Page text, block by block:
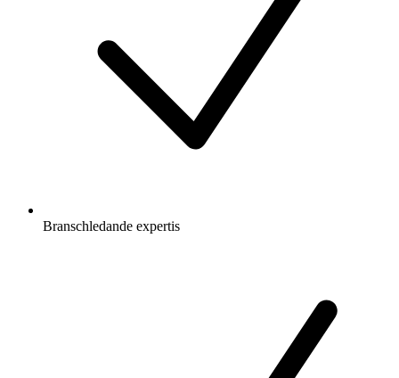
Branschledande expertis